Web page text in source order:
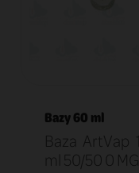
Bazy 60 ml
Baza ArtVap
ml 50/50 0 MG